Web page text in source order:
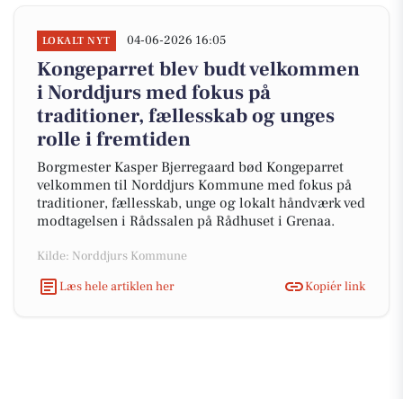
LOKALT NYT 04-06-2026 16:05
Kongeparret blev budt velkommen
i Norddjurs med fokus på
traditioner, fællesskab og unges
rolle i fremtiden
Borgmester Kasper Bjerregaard bød Kongeparret
velkommen til Norddjurs Kommune med fokus på
traditioner, fællesskab, unge og lokalt håndværk ved
modtagelsen i Rådssalen på Rådhuset i Grenaa.
Kilde: Norddjurs Kommune
Læs hele artiklen her
Kopiér link